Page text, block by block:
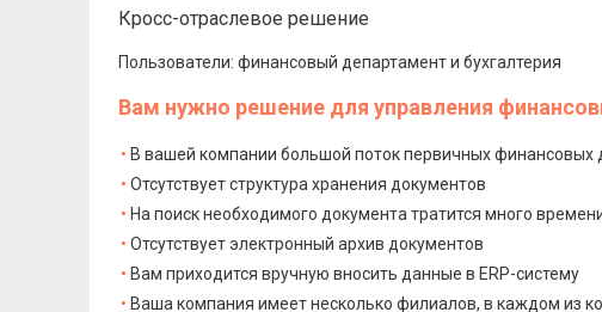
Кросс-отраслевое решение
Пользователи: финансовый департамент и бухгалтерия
Вам нужно решение для управления
В вашей компании большой поток первичных финансовых
Отсутствует структура хранения документов
На поиск необходимого документа тратится много
Отсутствует электронный архив документов
Вам приходится вручную вносить данные в ERP-систему
Ваша компания имеет несколько филиалов, в каждом из